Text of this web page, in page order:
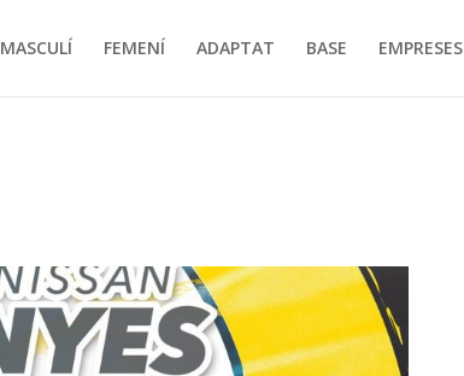
MASCULÍ FEMENÍ ADAPTAT BASE EMPRESES